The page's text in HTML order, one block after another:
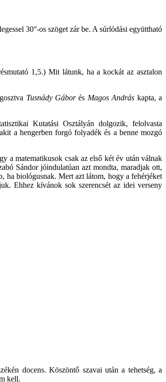
30°-os szöget zár be. A súrlódási együttható
1,5.) Mit látunk, ha a kockát az asztalon
Tusnády Gáborés Magos András kapta, a
Kutatási Osztályán dolgozik, felolvasta
a hengerben forgó folyadék és a benne mozgó
a matematikusok csak az első két év után válnak
Sándor jóindulatúan azt mondta, maradjak ott,
ha biológusnak. Mert azt látom, hogy a fehérjéket
Ehhez kívánok sok szerencsét az idei verseny
docens. Köszöntő szavai után a tehetség, a
kell.